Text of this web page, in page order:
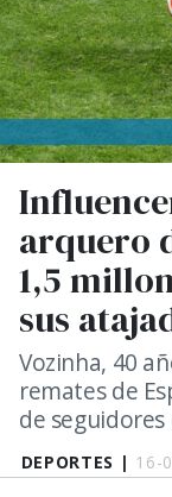
DEPORTES | 16-
arquero
1,5
sus
Vozinha, 40
remates de
de seguidores